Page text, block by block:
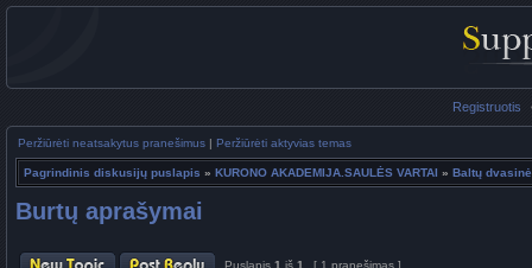
Registruotis
Peržiūrėti neatsakytus pranešimus | Peržiūrėti aktyvias temas
Pagrindinis diskusijų puslapis » KURONO AKADEMIJA.SAULĖS VARTAI » Baltų
Burtų aprašymai
Puslapis 1 iš 1 [ 1 pranešimas ]